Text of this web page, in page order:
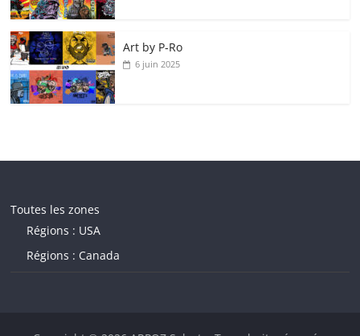
Art by P‑Ro
6 juin 2025
Toutes les zones
Régions : USA
Régions : Canada